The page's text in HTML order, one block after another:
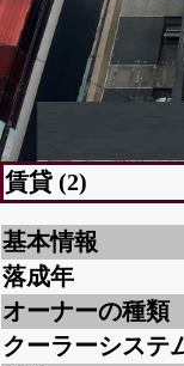
賃貸 (2)
基本情報
落成年
オーナーの種類
クーラーシステ